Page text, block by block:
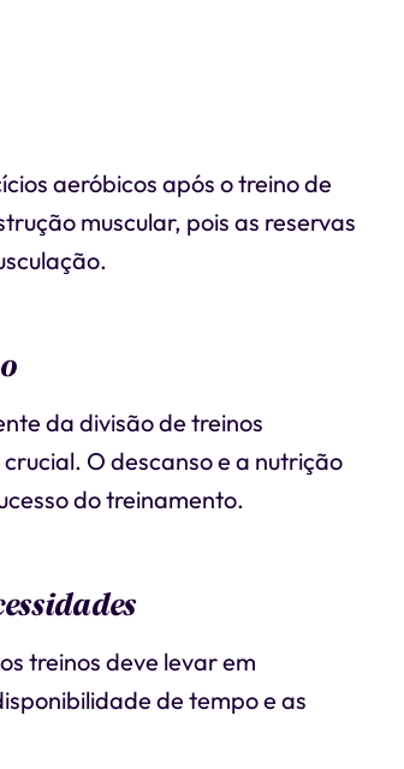
aeróbicos após o treino de
muscular, pois as reservas
da divisão de treinos
O descanso e a nutrição
do treinamento.
treinos deve levar em
de tempo e as